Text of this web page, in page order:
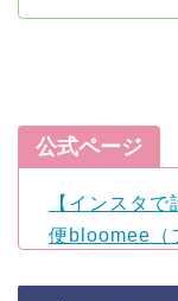
公式ページ
【インスタ
便bloomee（